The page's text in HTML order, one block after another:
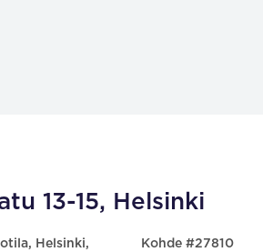
13-15, Helsinki
Helsinki,
Kohde #27810